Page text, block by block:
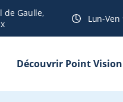
de Gaulle,
Lun-
Découvrir Point Vision